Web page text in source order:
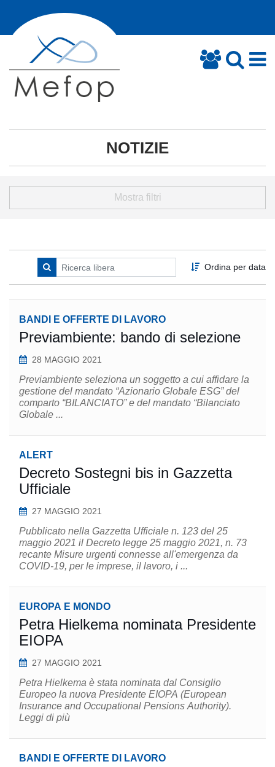
NOTIZIE
Mostra filtri
Ordina per data
BANDI E OFFERTE DI LAVORO
Previambiente: bando di selezione
28 MAGGIO 2021
Previambiente seleziona un soggetto a cui affidare la
gestione del mandato “Azionario Globale ESG” del
comparto “BILANCIATO” e del mandato “Bilanciato
Globale ...
ALERT
Decreto Sostegni bis in Gazzetta
Ufficiale
27 MAGGIO 2021
Pubblicato nella Gazzetta Ufficiale n. 123 del 25
maggio 2021 il Decreto legge 25 maggio 2021, n. 73
recante Misure urgenti connesse all'emergenza da
COVID-19, per le imprese, il lavoro, i ...
EUROPA E MONDO
Petra Hielkema nominata Presidente
EIOPA
27 MAGGIO 2021
Petra Hielkema è stata nominata dal Consiglio
Europeo la nuova Presidente EIOPA (European
Insurance and Occupational Pensions Authority).
Leggi di più
BANDI E OFFERTE DI LAVORO